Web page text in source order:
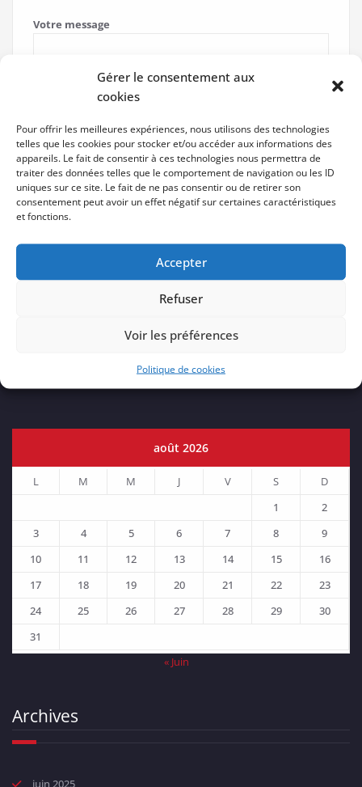
Gérer le consentement aux
cookies
Pour offrir les meilleures expériences, nous utilisons des technologies
telles que les cookies pour stocker et/ou accéder aux informations des
appareils. Le fait de consentir à ces technologies nous permettra de
traiter des données telles que le comportement de navigation ou les ID
uniques sur ce site. Le fait de ne pas consentir ou de retirer son
consentement peut avoir un effet négatif sur certaines caractéristiques
et fonctions.
Accepter
Refuser
Voir les préférences
Politique de cookies
Votre message
août 2026
L M M J V S
D
1
2
3
4 5 6 7 8
9
10
11 12 13 14 15
16
17
18 19 20 21 22
23
24
25 26 27 28 29
30
31
« Juin
Archives